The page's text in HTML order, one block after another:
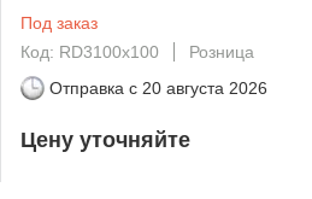
Под заказ
Код: RD3100x100
Розница
Отправка с 20 августа 2026
Цену уточняйте